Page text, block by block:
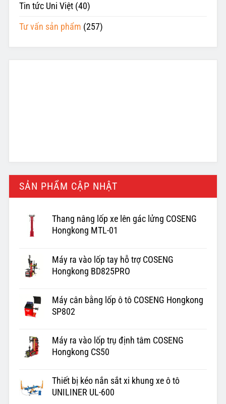
Tin tức Uni Việt (40)
Tư vấn sản phẩm (257)
SẢN PHẨM CẬP NHẬT
Thang nâng lốp xe lên gác lửng COSENG
Hongkong MTL-01
Máy ra vào lốp tay hỗ trợ COSENG
Hongkong BD825PRO
Máy cân bằng lốp ô tô COSENG Hongkong
SP802
Máy ra vào lốp trụ định tâm COSENG
Hongkong CS50
Thiết bị kéo nắn sắt xi khung xe ô tô
UNILINER UL-600